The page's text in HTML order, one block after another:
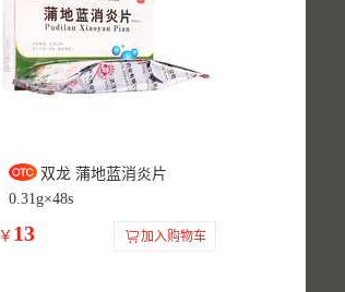
双龙 蒲地蓝消炎片
0.31g×48s
￥ 13 加入购物车